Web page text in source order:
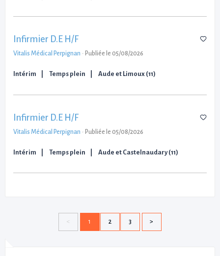
Infirmier D.E H/F
Vitalis Médical Perpignan - Publiée le 05/08/2026
Intérim Temps plein Aude et Limoux (11)
Infirmier D.E H/F
Vitalis Médical Perpignan - Publiée le 05/08/2026
Intérim Temps plein Aude et Castelnaudary (11)
1 2 3